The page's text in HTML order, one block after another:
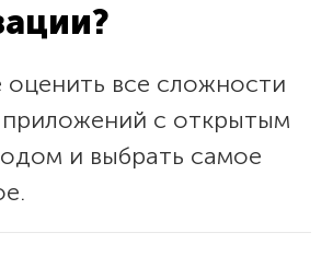
оценить все сложности
с открытым
и выбрать самое